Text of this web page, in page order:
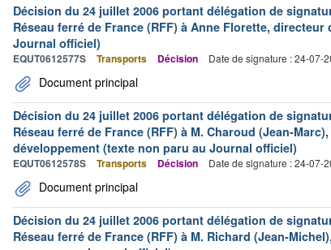
Décision du 24 juillet 2006 portant délégation de
Réseau ferré de France (RFF) à Anne Florette,
Journal officiel)
EQUT0612577S Transports Décision Date de signature : 24-07-
Document principal
Décision du 24 juillet 2006 portant délégation de
Réseau ferré de France (RFF) à M. Charoud (Jean-
développement (texte non paru au Journal officiel)
EQUT0612578S Transports Décision Date de signature : 24-07-
Document principal
Décision du 24 juillet 2006 portant délégation de
Réseau ferré de France (RFF) à M. Richard (Jean-